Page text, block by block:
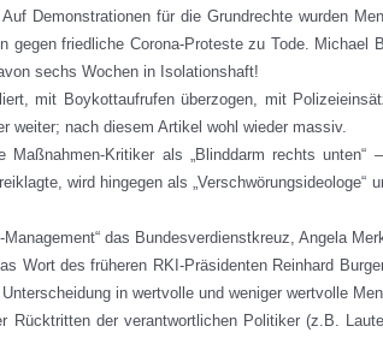
Demonstrationen für die Grundrechte wurden
gegen friedliche Corona-Proteste zu Tode.
sechs Wochen in Isolationshaft!
mit Boykottaufrufen überzogen, mit
weiter; nach diesem Artikel wohl wieder massiv.
Maßnahmen-Kritiker als „Blinddarm rechts
wird hingegen als
Management“ das Bundesverdienstkreuz, Angela
Wort des früheren RKI-Präsidenten Reinhard
in wertvolle und weniger wertvolle
Rücktritten der verantwortlichen Politiker (z.B.